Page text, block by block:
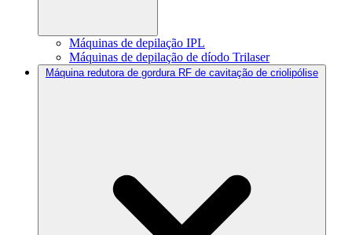
Máquinas de depilação IPL
Máquinas de depilação de díodo Trilaser
Máquina redutora de gordura RF de cavitação de criolipólise